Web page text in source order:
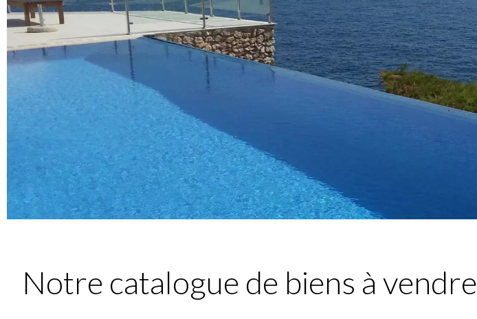
Notre catalogue de biens à vendre